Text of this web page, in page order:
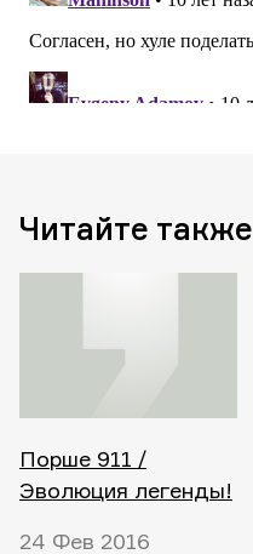
Читайте также
Порше 911 /
Эволюция легенды!
24 Фев 2016